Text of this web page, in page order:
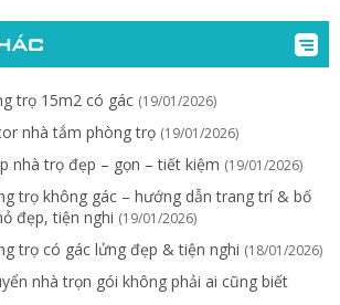
trọ 15m2 có gác (19/01/2026)
nhà tắm phòng trọ (19/01/2026)
nhà trọ đẹp – gọn – tiết kiệm (19/01/2026)
trọ không gác – hướng dẫn trang trí & bố
đẹp, tiện nghi (19/01/2026)
trọ có gác lửng đẹp & tiện nghi (18/01/2026)
nhà trọn gói không phải ai cũng biết